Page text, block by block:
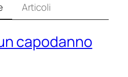
Articoli
capodanno